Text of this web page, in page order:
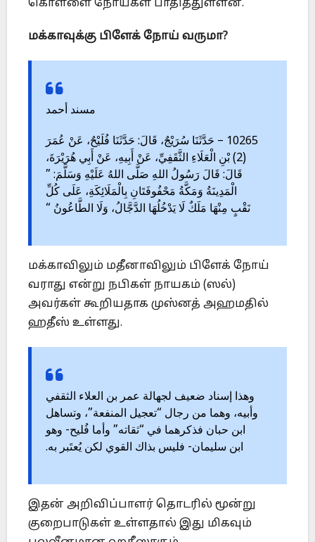
கொள்ளை நோய்கள் பாதித்துள்ளன.
மக்காவுக்கு பிளேக் நோய் வருமா?
مسند أحمد
10265 – حَدَّثَنَا سُرَيْجٌ، قَالَ: حَدَّثَنَا فُلَيْحٌ، عَنْ عُمَرَ
(2) بْنِ الْعَلَاءِ الثَّقَفِيِّ، عَنْ أَبِيهِ، عَنْ أَبِي هُرَيْرَةَ،
قَالَ: قَالَ رَسُولُ اللهِ صَلَّى اللهُ عَلَيْهِ وَسَلَّمَ: ”
الْمَدِينَةُ وَمَكَّةُ مَحْفُوفَتَانِ بِالْمَلَائِكَةِ، عَلَى كُلِّ
نَقْبٍ مِنْهَا مَلَكٌ لَا يَدْخُلُهَا الدَّجَّالُ، وَلَا الطَّاعُونُ “
மக்காவிலும் மதீனாவிலும் பிளேக் நோய்
வராது என்று நபிகள் நாயகம் (ஸல்)
அவர்கள் கூறியதாக முஸ்னத் அஹமதில்
ஹதீஸ் உள்ளது.
وهذا إسناد ضعيف لجهالة عمر بن العلاء الثقفي
وأبيه، وهما من رجال “تعجيل المنفعة”، وتساهل
ابن حبان فذكرهما في “ثقاته” وأما فُليح- وهو
ابن سليمان- فليس بذاك القوي لكن يُعتَبر به.
இதன் அறிவிப்பாளர் தொடரில் மூன்று
குறைபாடுகள் உள்ளதால் இது மிகவும்